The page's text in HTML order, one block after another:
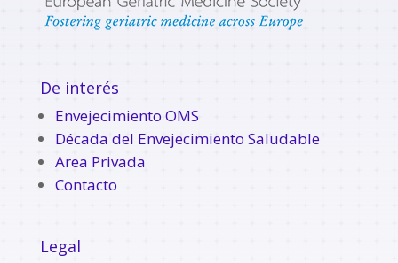
De interés
Envejecimiento OMS
Década del Envejecimiento Saludable
Area Privada
Contacto
Legal